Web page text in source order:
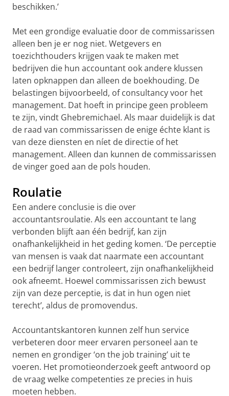
beschikken.’
Met een grondige evaluatie door de commissarissen
alleen ben je er nog niet. Wetgevers en
toezichthouders krijgen vaak te maken met
bedrijven die hun accountant ook andere klussen
laten opknappen dan alleen de boekhouding. De
belastingen bijvoorbeeld, of consultancy voor het
management. Dat hoeft in principe geen probleem
te zijn, vindt Ghebremichael. Als maar duidelijk is dat
de raad van commissarissen de enige échte klant is
van deze diensten en níet de directie of het
management. Alleen dan kunnen de commissarissen
de vinger goed aan de pols houden.
Roulatie
Een andere conclusie is die over
accountantsroulatie. Als een accountant te lang
verbonden blijft aan één bedrijf, kan zijn
onafhankelijkheid in het geding komen. ‘De perceptie
van mensen is vaak dat naarmate een accountant
een bedrijf langer controleert, zijn onafhankelijkheid
ook afneemt. Hoewel commissarissen zich bewust
zijn van deze perceptie, is dat in hun ogen niet
terecht’, aldus de promovendus.
Accountantskantoren kunnen zelf hun service
verbeteren door meer ervaren personeel aan te
nemen en grondiger ‘on the job training’ uit te
voeren. Het promotieonderzoek geeft antwoord op
de vraag welke competenties ze precies in huis
moeten hebben.